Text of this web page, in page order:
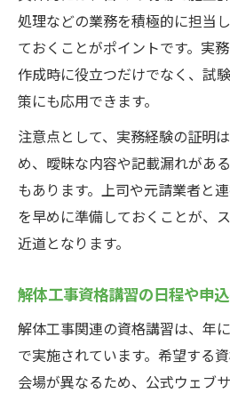
処理などの業務を積極的に担当
ておくことがポイントです。実
作成時に役立つだけでなく、試
策にも応用できます。
注意点として、実務経験の証明
め、曖昧な内容や記載漏れがあ
もあります。上司や元請業者と
を早めに準備しておくことが、
近道となります。
解体工事資格講習の日程や申
解体工事関連の資格講習は、年
で実施されています。希望する
会場が異なるため、公式ウェブ